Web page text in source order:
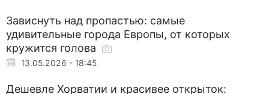
Зависнуть над пропастью: самые
удивительные города Европы, от которых
кружится голова
13.05.2026 - 18:45
Дешевле Хорватии и красивее открыток: